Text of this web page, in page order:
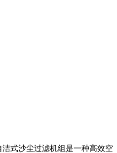
式沙尘过滤机组是一种高效空